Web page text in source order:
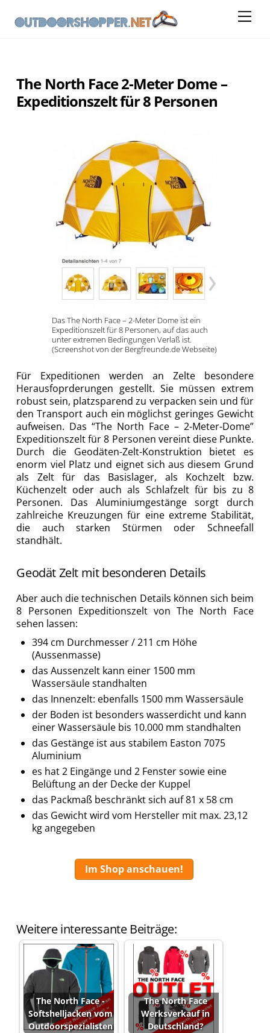
content
The North Face 2-Meter Dome –
Expeditionszelt für 8 Personen
Das The North Face – 2-Meter Dome ist ein
Expeditionszelt für 8 Personen, auf das auch
unter extremen Bedingungen Verlaß ist.
(Screenshot von der Bergfreunde.de Webseite)
Für Expeditionen werden an Zelte besondere
Herausfoprderungen gestellt. Sie müssen extrem
robust sein, platzsparend zu verpacken sein und für
den Transport auch ein möglichst geringes Gewicht
aufweisen. Das “The North Face – 2-Meter-Dome”
Expeditionszelt für 8 Personen vereint diese Punkte.
Durch die Geodäten-Zelt-Konstruktion bietet es
enorm viel Platz und eignet sich aus diesem Grund
als Zelt für das Basislager, als Kochzelt bzw.
Küchenzelt oder auch als Schlafzelt für bis zu 8
Personen. Das Aluminiumgestänge sorgt durch
zahlreiche Kreuzungen für eine extreme Stabilität,
die auch starken Stürmen oder Schneefall
standhält.
Geodät Zelt mit besonderen Details
Aber auch die technischen Details können sich beim
8 Personen Expeditionszelt von The North Face
sehen lassen:
394 cm Durchmesser / 211 cm Höhe
(Aussenmasse)
das Aussenzelt kann einer 1500 mm
Wassersäule standhalten
das Innenzelt: ebenfalls 1500 mm Wassersäule
der Boden ist besonders wasserdicht und kann
einer Wassersäule bis 10.000 mm standhalten
das Gestänge ist aus stabilem Easton 7075
Aluminium
es hat 2 Eingänge und 2 Fenster sowie eine
Belüftung an der Decke der Kuppel
das Packmaß beschränkt sich auf 81 x 58 cm
das Gewicht wird vom Hersteller mit max. 23,12
kg angegeben
Im Shop anschauen!
Weitere interessante Beiträge:
The North Face -
Softshelljacken vom
Outdoorspezialisten
The North Face
Werksverkauf in
Deutschland?